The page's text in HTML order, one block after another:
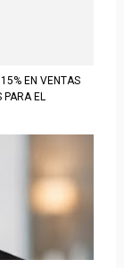
EN VENTAS
PARA EL